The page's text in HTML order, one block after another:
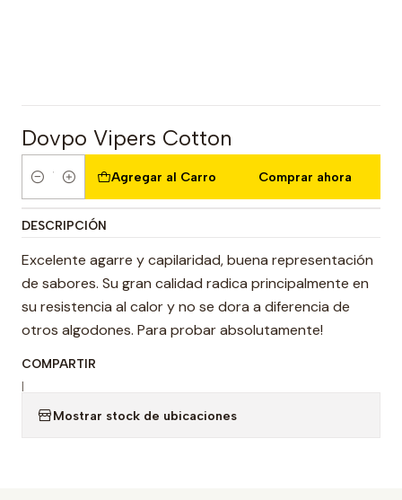
Dovpo Vipers Cotton
Cantidad
Agregar al Carro Comprar ahora
DESCRIPCIÓN
Excelente agarre y capilaridad, buena representación
de sabores. Su gran calidad radica principalmente en
su resistencia al calor y no se dora a diferencia de
otros algodones. Para probar absolutamente!
COMPARTIR
|
Mostrar stock de ubicaciones